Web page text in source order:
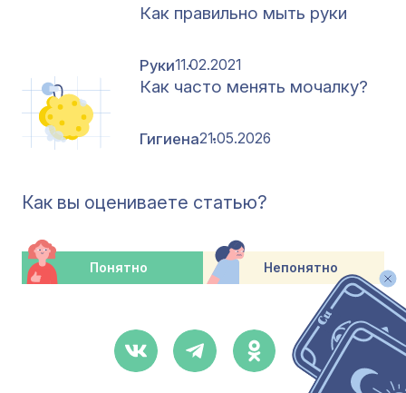
Как правильно мыть руки
Руки11.02.2021
Как часто менять мочалку?
Гигиена21.05.2026
Как вы оцениваете статью?
Понятно Непонятно